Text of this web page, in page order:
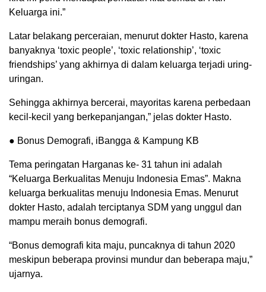
Keluarga ini.”
Latar belakang perceraian, menurut dokter Hasto, karena
banyaknya ‘toxic people’, ‘toxic relationship’, ‘toxic
friendships’ yang akhirnya di dalam keluarga terjadi uring-
uringan.
Sehingga akhirnya bercerai, mayoritas karena perbedaan
kecil-kecil yang berkepanjangan,” jelas dokter Hasto.
● Bonus Demografi, iBangga & Kampung KB
Tema peringatan Harganas ke- 31 tahun ini adalah
“Keluarga Berkualitas Menuju Indonesia Emas”. Makna
keluarga berkualitas menuju Indonesia Emas. Menurut
dokter Hasto, adalah terciptanya SDM yang unggul dan
mampu meraih bonus demografi.
“Bonus demografi kita maju, puncaknya di tahun 2020
meskipun beberapa provinsi mundur dan beberapa maju,”
ujarnya.